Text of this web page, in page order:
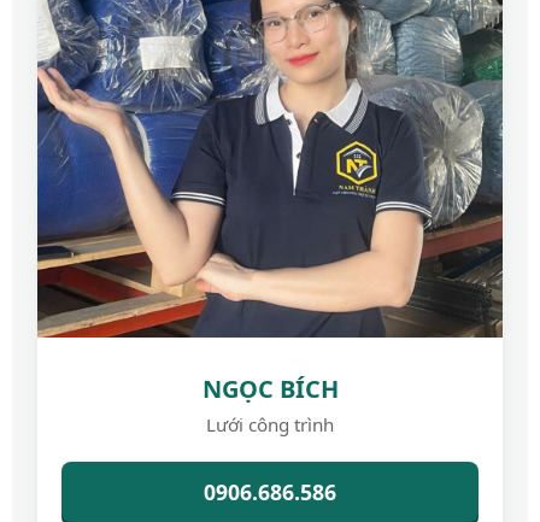
NGỌC BÍCH
Lưới công trình
0906.686.586